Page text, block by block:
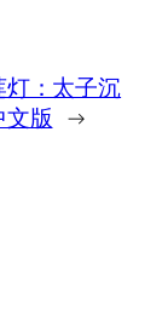
灯：太子沉
版 →